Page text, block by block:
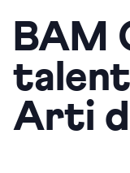
BAM
Arti